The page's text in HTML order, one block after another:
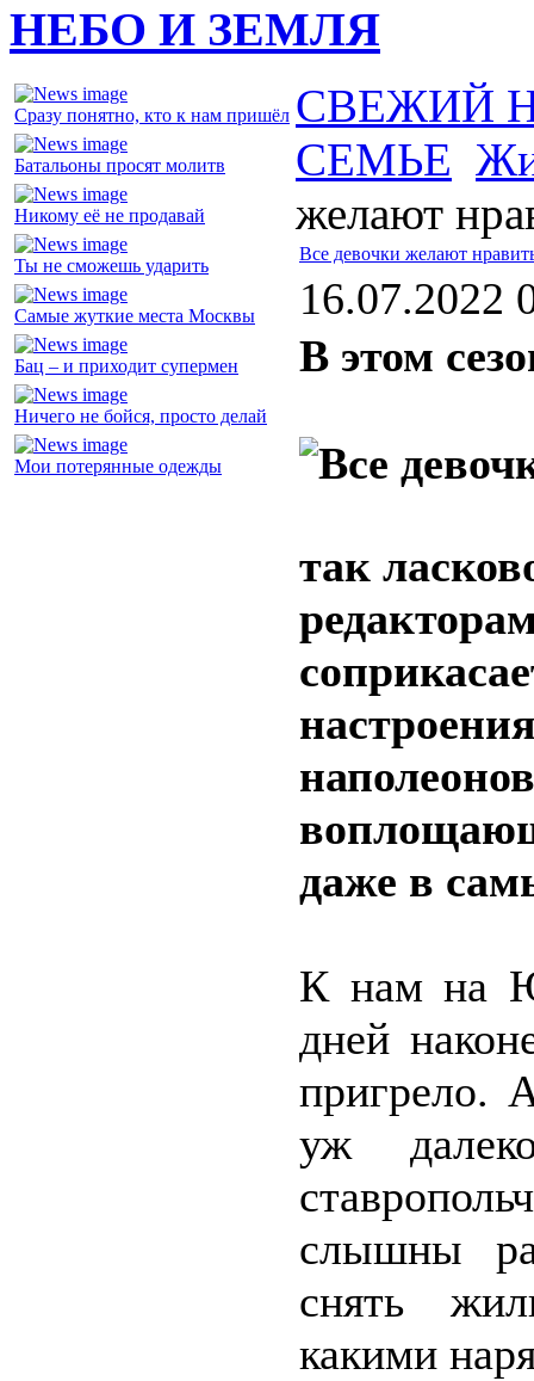
НЕБО И ЗЕМЛЯ
Сразу понятно, кто к нам пришёл
Батальоны просят молитв
Никому её не продавай
Ты не сможешь ударить
Самые жуткие места Москвы
Бац – и приходит супермен
Ничего не бойся, просто делай
Мои потерянные одежды
СВЕЖИЙ
СЕМЬЕ
желают
Все девочки желают
16.07.2022
В этом
так
даже в
К нам на
дней
пригрело.
уж
слышны
снять
какими